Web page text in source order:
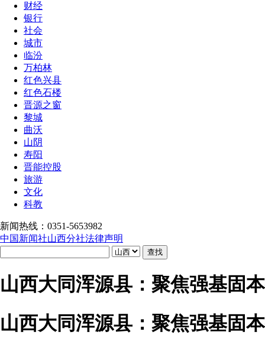
财经
银行
社会
城市
临汾
万柏林
红色兴县
红色石楼
晋源之窗
黎城
曲沃
山阴
寿阳
晋能控股
旅游
文化
科教
新闻热线：0351-5653982
中国新闻社山西分社法律声明
山西大同浑源县：聚焦强基固
山西大同浑源县：聚焦强基固